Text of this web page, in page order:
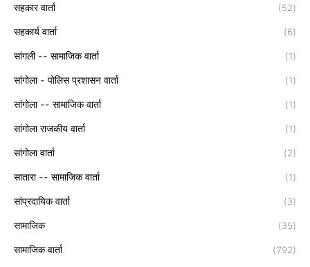
सहकार वार्ता (52)
सहकार्य वार्ता (6)
सांगली -- सामाजिक वार्ता (1)
सांगोला - पोलिस प्रशासन वार्ता (1)
सांगोला -- सामाजिक वार्ता (1)
सांगोला राजकीय वार्ता (1)
सांगोला वार्ता (2)
सातारा -- सामाजिक वार्ता (1)
सांप्रदायिक वार्ता (3)
सामाजिक (35)
सामाजिक वार्ता (792)